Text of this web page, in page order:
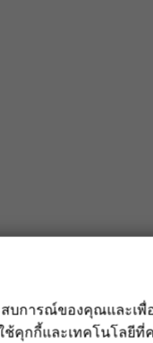
บการณ์ของคุณและเ
คุกกี้และเทคโนโลยี